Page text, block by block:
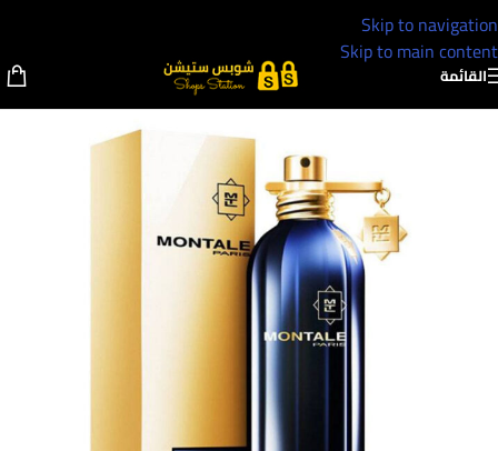
Skip to navigation
Skip to main content
القائمة